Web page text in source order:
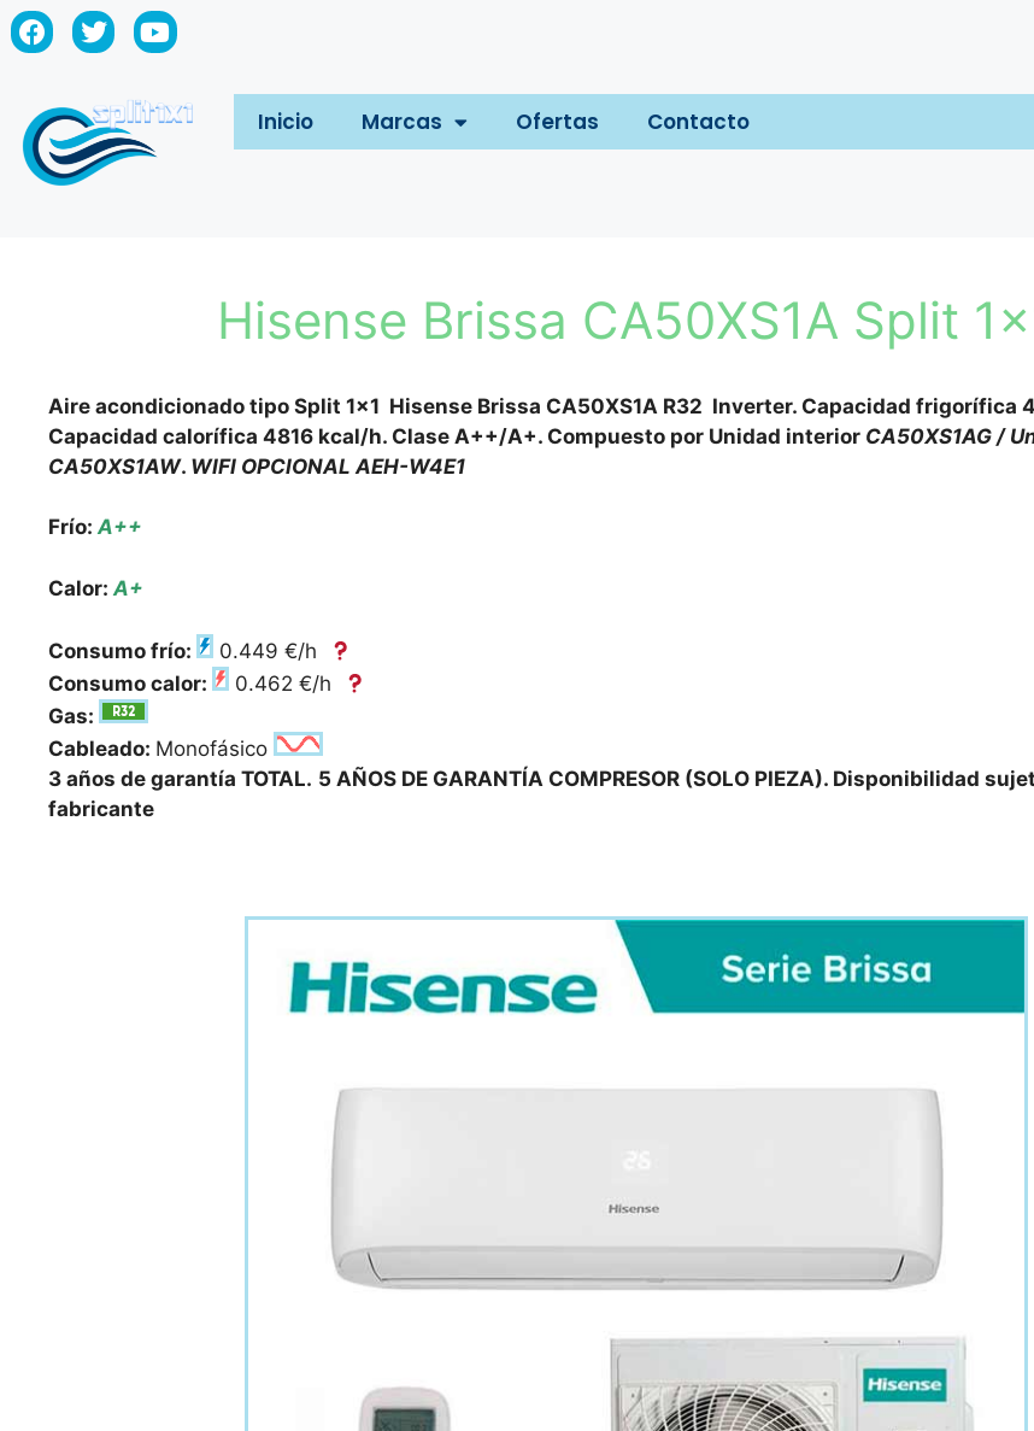
Inicio Marcas Ofertas Contacto
Hisense Brissa CA50XS1A Split
Aire acondicionado tipo Split 1×1 Hisense Brissa CA50XS1A R32 Inverter. Capacidad frigorífica
Capacidad calorífica 4816 kcal/h. Clase A++/A+. Compuesto por Unidad interior CA50XS1AG /
CA50XS1AW. WIFI OPCIONAL AEH-W4E1
Frío:A++
Calor: A+
Consumo frío:
0.449 €/h
Consumo calor:
0.462 €/h
Gas:
Cableado: Monofásico
3 años de garantía TOTAL. 5 AÑOS DE GARANTÍA COMPRESOR (SOLO PIEZA). Disponibilidad
fabricante